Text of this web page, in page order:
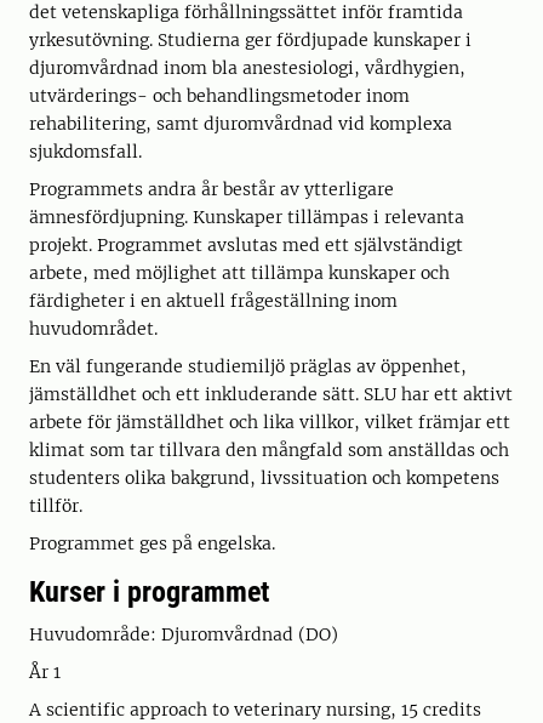
det vetenskapliga förhållningssättet inför framtida
yrkesutövning. Studierna ger fördjupade kunskaper i
djuromvårdnad inom bla anestesiologi, vårdhygien,
utvärderings- och behandlingsmetoder inom
rehabilitering, samt djuromvårdnad vid komplexa
sjukdomsfall.
Programmets andra år består av ytterligare
ämnesfördjupning. Kunskaper tillämpas i relevanta
projekt. Programmet avslutas med ett självständigt
arbete, med möjlighet att tillämpa kunskaper och
färdigheter i en aktuell frågeställning inom
huvudområdet.
En väl fungerande studiemiljö präglas av öppenhet,
jämställdhet och ett inkluderande sätt. SLU har ett aktivt
arbete för jämställdhet och lika villkor, vilket främjar ett
klimat som tar tillvara den mångfald som anställdas och
studenters olika bakgrund, livssituation och kompetens
tillför.
Programmet ges på engelska.
Kurser i programmet
Huvudområde: Djuromvårdnad (DO)
År 1
A scientific approach to veterinary nursing, 15 credits